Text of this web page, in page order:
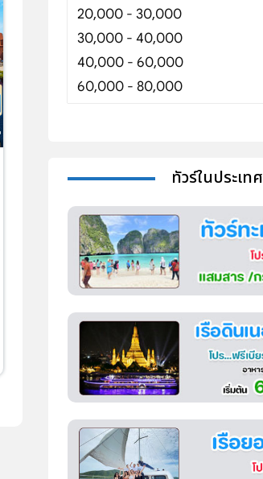
20,000 - 30,000
30,000 - 40,000
40,000 - 60,000
60,000 - 80,000
ทัวร์ในประเทศ